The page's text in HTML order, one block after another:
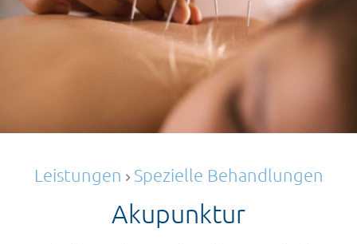
Leistungen Spezielle Behandlungen
Akupunktur